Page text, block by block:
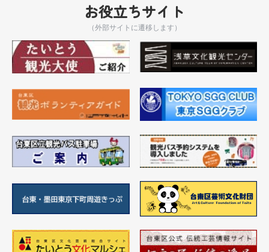
お役立ちサイト
（外部サイトに遷移します）